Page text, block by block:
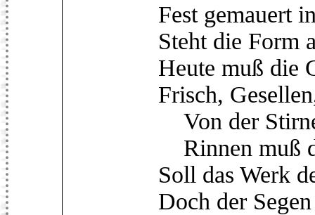
Fest gemauert
Steht die Form
Heute muß die
Frisch,
Von der
Rinnen muß
Soll das Werk
Doch der